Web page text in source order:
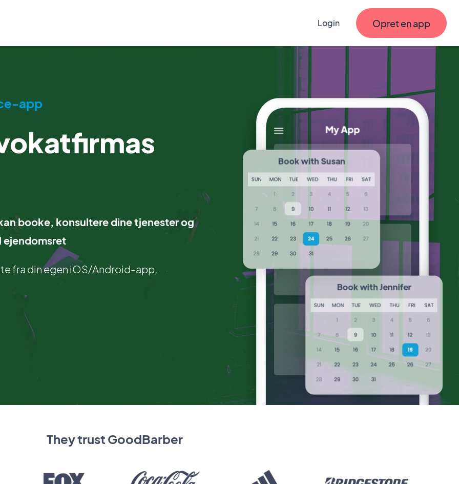
Login Opret en app
app
booke, konsultere dine tjenester og
ejendomsret
fra din egen iOS/Android-app,
They trust GoodBarber